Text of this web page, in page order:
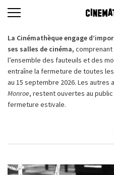
La Cinémathèque engage
ses salles de cinéma,
l’ensemble des fauteuils et des
entraîne la fermeture de toutes
au 15 septembre 2026. Les
Monroe, restent ouvertes au
fermeture estivale.